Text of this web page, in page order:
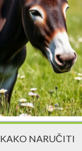
KAKO NARUČITI